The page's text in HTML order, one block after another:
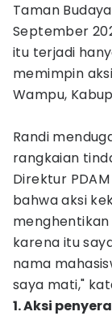
Taman
September
itu terjadi
memimpin
Wampu,
Randi
rangkaian
Direktur
bahwa aksi
karena itu
nama
saya mati,"
1. Aksi